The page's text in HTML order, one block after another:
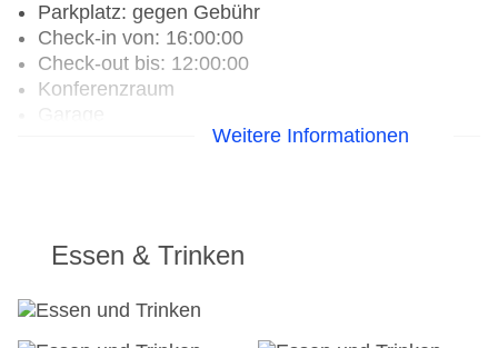
Parkplatz: gegen Gebühr
Check-in von: 16:00:00
Check-out bis: 12:00:00
Konferenzraum
Hoteleröffnung: 1989
Lift
Anzahl der Konferenzräume: 1
Haustiere: gegen Gebühr
Weitere Informationen
Essen & Trinken